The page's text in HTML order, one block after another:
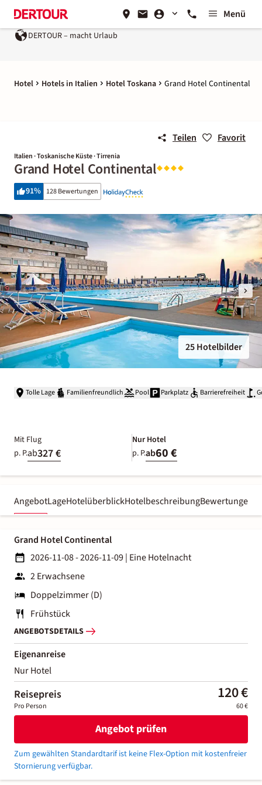
Menü
DERTOUR – macht Urlaub
Hotel Hotels in Italien Hotel Toskana Grand Hotel Continental
Teilen Favorit
Italien · Toskanische Küste · Tirrenia
Grand Hotel Continental
91% 128 Bewertungen
25 Hotelbilder
Tolle Lage Familienfreundlich Pool Parkplatz Barrierefreiheit
Mit Flug
p. P.ab327 €
Nur Hotel
p. P.ab60 €
AngebotLageHotelüberblickHotelbeschreibungBewertungen
Grand Hotel Continental
2026-11-08 - 2026-11-09| Eine Hotelnacht
2 Erwachsene
Doppelzimmer (D)
Frühstück
ANGEBOTSDETAILS
Eigenanreise
Nur Hotel
Reisepreis 120 €
Pro Person 60 €
Angebot prüfen
Zum gewählten Standardtarif ist keine Flex-Option mit kostenfreier
Stornierung verfügbar.